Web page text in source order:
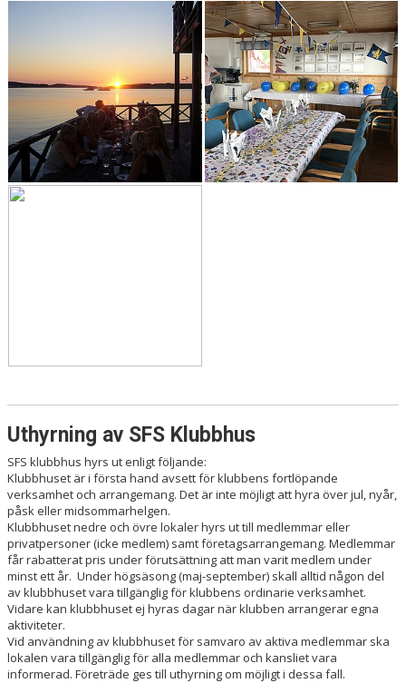
SPONSORER
Uthyrning av SFS Klubbhus
SFS klubbhus hyrs ut enligt följande:
Klubbhuset är i första hand avsett för klubbens fortlöpande
verksamhet och arrangemang. Det är inte möjligt att hyra över jul, nyår,
påsk eller midsommarhelgen.
Klubbhuset nedre och övre lokaler hyrs ut till medlemmar eller
privatpersoner (icke medlem) samt företagsarrangemang. Medlemmar
får rabatterat pris under förutsättning att man varit medlem under
minst ett år. Under högsäsong (maj-september) skall alltid någon del
av klubbhuset vara tillgänglig för klubbens ordinarie verksamhet.
Vidare kan klubbhuset ej hyras dagar när klubben arrangerar egna
aktiviteter.
Vid användning av klubbhuset för samvaro av aktiva medlemmar ska
lokalen vara tillgänglig för alla medlemmar och kansliet vara
informerad. Företräde ges till uthyrning om möjligt i dessa fall.